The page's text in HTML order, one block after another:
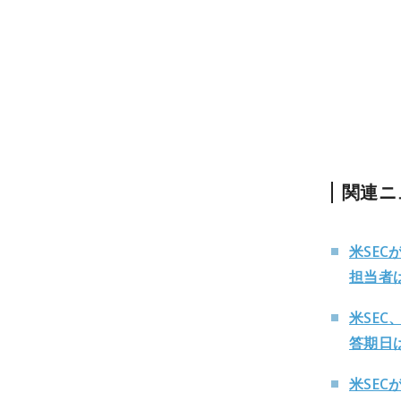
関連
米SEC
担当者
米SEC
答期日
米SEC